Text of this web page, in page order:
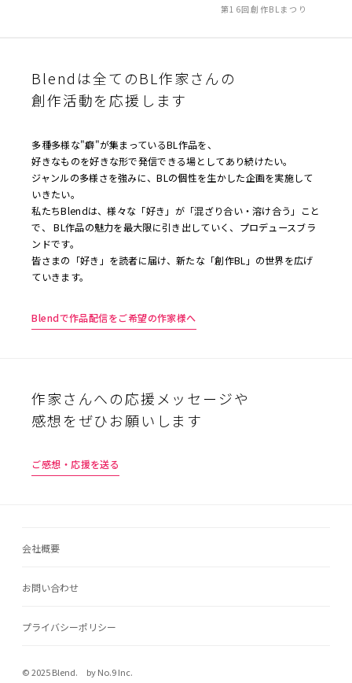
第16回創作BLまつり
Blendは全てのBL作家さんの
創作活動を応援します
多種多様な"癖"が集まっているBL作品を、
好きなものを好きな形で発信できる場としてあり続けたい。
ジャンルの多様さを強みに、BLの個性を生かした企画を実施して
いきたい。
私たちBlendは、様々な「好き」が「混ざり合い・溶け合う」こと
で、 BL作品の魅力を最大限に引き出していく、プロデュースブラ
ンドです。
皆さまの「好き」を読者に届け、新たな「創作BL」の世界を広げ
ていきます。
Blendで作品配信をご希望の作家様へ
作家さんへの応援メッセージや
感想をぜひお願いします
ご感想・応援を送る
会社概要
お問い合わせ
プライバシーポリシー
© 2025 Blend. by No.9 Inc.